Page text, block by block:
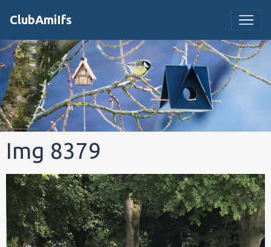
ClubAmiIfs
Img 8379